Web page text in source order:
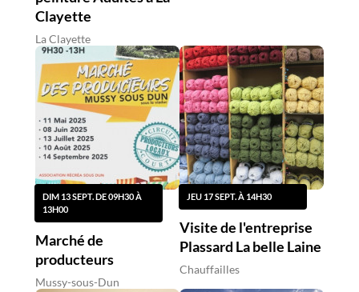
Clayette
La Clayette
DIM 13 SEPT. DE 09H30 À
13H00
Marché de
producteurs
Mussy-sous-Dun
JEU 17 SEPT. À 14H30
Visite de l'entreprise
Plassard La belle Laine
Chauffailles